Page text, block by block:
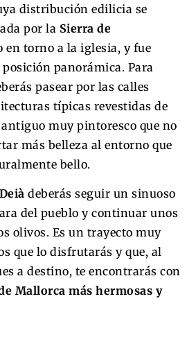
distribución edilicia se
por la Sierra de
en torno a la iglesia, y fue
panorámica. Para
pasear por las calles
típicas revestidas de
muy pintoresco que no
más belleza al entorno que
bello.
deberás seguir un sinuoso
del pueblo y continuar unos
olivos. Es un trayecto muy
que lo disfrutarás y que, al
a destino, te encontrarás con
Mallorca más hermosas y